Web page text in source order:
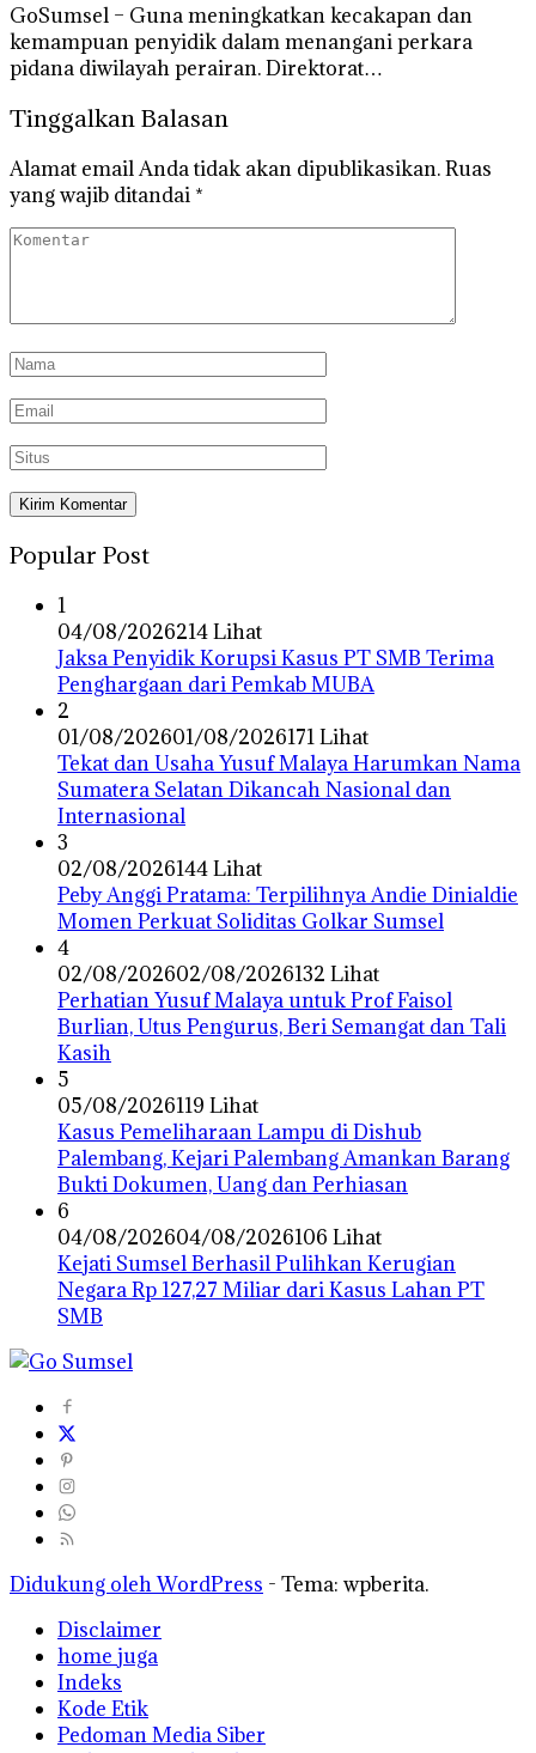
GoSumsel – Guna meningkatkan kecakapan dan
kemampuan penyidik dalam menangani perkara
pidana diwilayah perairan. Direktorat…
Tinggalkan Balasan
Alamat email Anda tidak akan dipublikasikan.Ruas
yang wajib ditandai *
Popular Post
1
04/08/2026214 Lihat
Jaksa Penyidik Korupsi Kasus PT SMB Terima
Penghargaan dari Pemkab MUBA
2
01/08/202601/08/2026171 Lihat
Tekat dan Usaha Yusuf Malaya Harumkan Nama
Sumatera Selatan Dikancah Nasional dan
Internasional
3
02/08/2026144 Lihat
Peby Anggi Pratama: Terpilihnya Andie Dinialdie
Momen Perkuat Soliditas Golkar Sumsel
4
02/08/202602/08/2026132 Lihat
Perhatian Yusuf Malaya untuk Prof Faisol
Burlian, Utus Pengurus, Beri Semangat dan Tali
Kasih
5
05/08/2026119 Lihat
Kasus Pemeliharaan Lampu di Dishub
Palembang, Kejari Palembang Amankan Barang
Bukti Dokumen, Uang dan Perhiasan
6
04/08/202604/08/2026106 Lihat
Kejati Sumsel Berhasil Pulihkan Kerugian
Negara Rp 127,27 Miliar dari Kasus Lahan PT
SMB
Didukung oleh WordPress - Tema: wpberita.
Disclaimer
home juga
Indeks
Kode Etik
Pedoman Media Siber